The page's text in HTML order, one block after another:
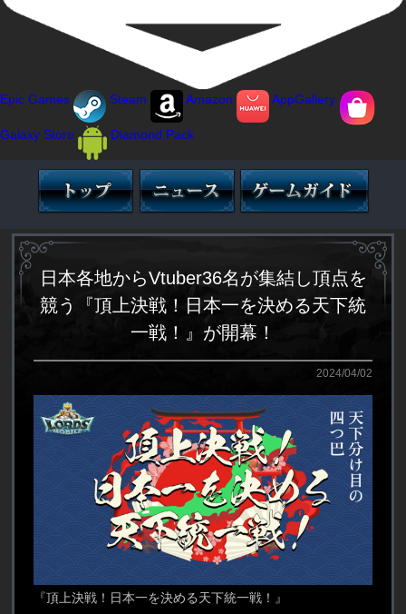
Epic Games Steam Amazon AppGallery
Galaxy Store Diamond Pack
日本各地からVtuber36名が集結し頂点を
競う『頂上決戦！日本一を決める天下統
一戦！』が開幕！
2024/04/02
『頂上決戦！日本一を決める天下統一戦！』